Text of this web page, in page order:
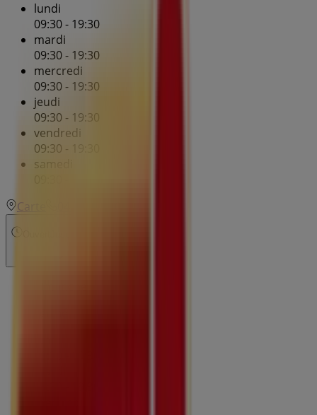
lundi
09:30 - 19:30
mardi
09:30 - 19:30
mercredi
09:30 - 19:30
jeudi
09:30 - 19:30
vendredi
09:30 - 19:30
samedi
Carte